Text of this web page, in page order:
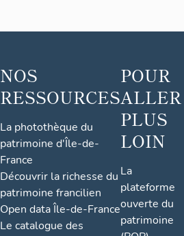
Suiza
NOS
RESSOURCES
La photothèque du
patrimoine d'Île-de-
France
Découvrir la richesse du
patrimoine francilien
Open data Île-de-France
Le catalogue des
POUR
ALLER
PLUS
LOIN
La
plateforme
ouverte du
patrimoine